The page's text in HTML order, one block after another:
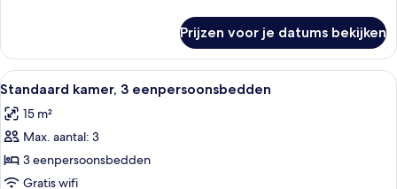
2
eenpersoonsbedden
Prijzen voor je datums bekijken
Alle
foto's
voor
Standaard
kamer,
3
Een hotelkamer met twee bedden,
10
Standaard kamer, 3 eenpersoonsbedden
15 m²
Max. aantal: 3
3 eenpersoonsbedden
Gratis wifi